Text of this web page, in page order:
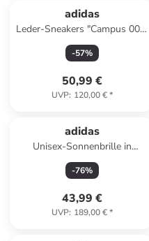
adidas
Leder-Sneakers "Campus 00s"
in Schwarz
-57%
50,99 €
UVP: 120,00 €*
adidas
Unisex-Sonnenbrille in
Schwarz/ Rosa
-76%
43,99 €
UVP: 189,00 €*